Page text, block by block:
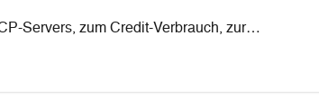
Servers, zum Credit-Verbrauch, zur